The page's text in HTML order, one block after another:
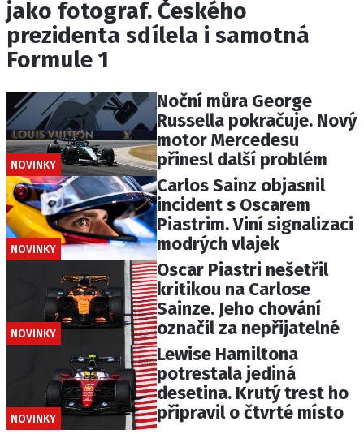
jako fotograf. Českého
prezidenta sdílela i samotná
Formule 1
NOVINKY
Noční můra George
Russella pokračuje. Nový
motor Mercedesu
přinesl další problém
NOVINKY
Carlos Sainz objasnil
incident s Oscarem
Piastrim. Viní signalizaci
modrých vlajek
NOVINKY
Oscar Piastri nešetřil
kritikou na Carlose
Sainze. Jeho chování
označil za nepřijatelné
NOVINKY
Lewise Hamiltona
potrestala jediná
desetina. Krutý trest ho
připravil o čtvrté místo